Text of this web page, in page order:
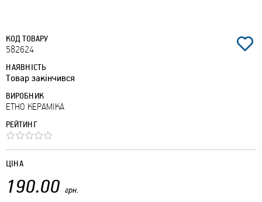
КОД ТОВАРУ
582624
НАЯВНІСТЬ
Товар закінчився
ВИРОБНИК
ЕТНО КЕРАМІКА
РЕЙТИНГ
ЦІНА
190.00 грн.